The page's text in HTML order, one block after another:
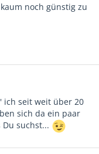
noch günstig zu
ich seit weit über 20
sich da ein paar
suchst...